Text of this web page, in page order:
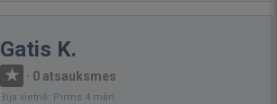
Gatis K.
· 0 atsauksmes
Bija vietnē: Pirms 4 mēn.